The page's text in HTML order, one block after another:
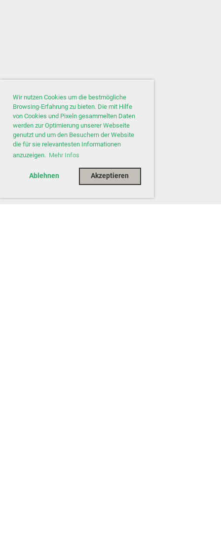
Wir nutzen Cookies um die bestmögliche
Browsing-Erfahrung zu bieten. Die mit Hilfe
von Cookies und Pixeln gesammelten Daten
werden zur Optimierung unserer Webseite
genutzt und um den Besuchern der Website
die für sie relevantesten Informationen
anzuzeigen. Mehr Infos
Ablehnen Akzeptieren